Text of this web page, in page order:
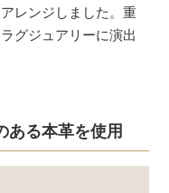
レンジしました。重
グジュアリーに演出
ある本革を使用